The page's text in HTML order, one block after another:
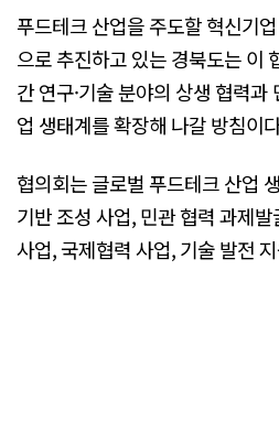
푸드테크 산업을 주도할 혁신기
으로 추진하고 있는 경북도는 이
간 연구·기술 분야의 상생 협력
업 생태계를 확장해 나갈 방침이
협의회는 글로벌 푸드테크 산업
기반 조성 사업, 민관 협력 과제
사업, 국제협력 사업, 기술 발전